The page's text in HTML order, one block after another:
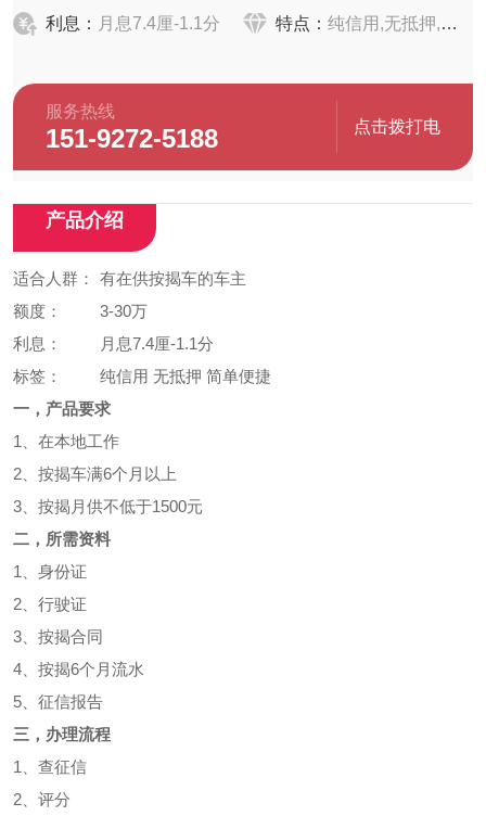
利息： 月息7.4厘-1.1分 特点： 纯信用,无抵押,简单便捷
服务热线
151-9272-5188 点击拨打电
产品介绍
适合人群：
有在供按揭车的车主
额度：
3-30万
利息：
月息7.4厘-1.1分
标签：
纯信用 无抵押 简单便捷
一，产品要求
1、在本地工作
2、按揭车满6个月以上
3、按揭月供不低于1500元
二，所需资料
1、身份证
2、行驶证
3、按揭合同
4、按揭6个月流水
5、征信报告
三，办理流程
1、查征信
2、评分